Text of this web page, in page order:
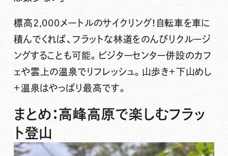
標高2,000メートルのサイクリング！自転車を車に
積んでくれば、フラットな林道をのんびりクルージ
ングすることも可能。ビジターセンター併設のカフ
ェや雲上の温泉でリフレッシュ。山歩き＋下山めし
＋温泉はやっぱり最高です。
まとめ：高峰高原で楽しむフラッ
ト登山